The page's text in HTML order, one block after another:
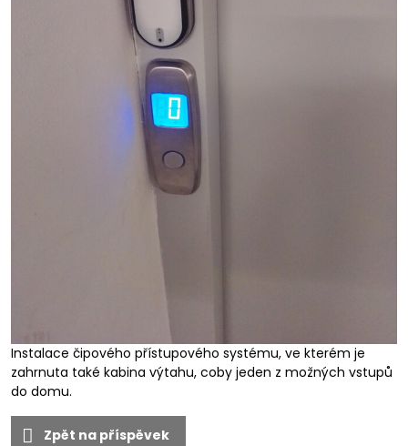
Instalace čipového přístupového systému, ve kterém je
zahrnuta také kabina výtahu, coby jeden z možných vstupů
do domu.
Zpět na příspěvek